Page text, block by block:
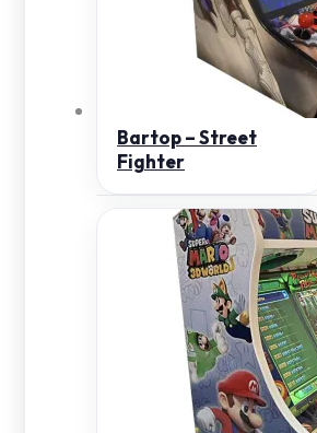
Bartop – Street
Fighter